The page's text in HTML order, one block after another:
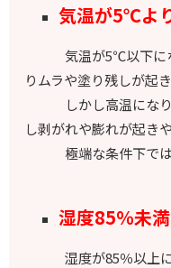
気温が5℃よ
気温が5℃以下にな
りムラや塗り残しが起
しかし高温になり
し剥がれや膨れが起き
極端な条件下では
湿度85％未満
湿度が85％以上に